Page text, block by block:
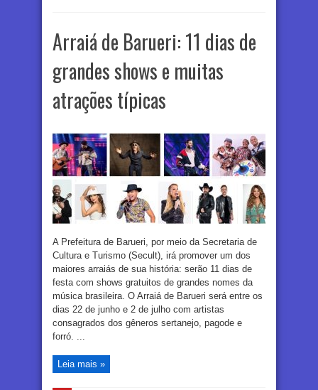
Arraiá de Barueri: 11 dias de
grandes shows e muitas
atrações típicas
A Prefeitura de Barueri, por meio da Secretaria de
Cultura e Turismo (Secult), irá promover um dos
maiores arraiás de sua história: serão 11 dias de
festa com shows gratuitos de grandes nomes da
música brasileira. O Arraiá de Barueri será entre os
dias 22 de junho e 2 de julho com artistas
consagrados dos gêneros sertanejo, pagode e
forró. ...
Leia mais »